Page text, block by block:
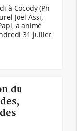
à Cocody (Ph
Joël Assi,
a animé
31 juillet
du